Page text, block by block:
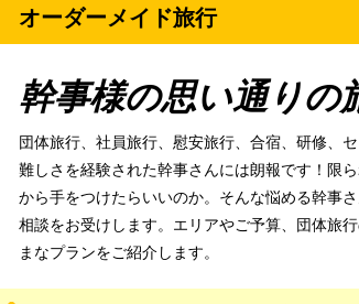
オーダーメイド旅行
幹事様の思い通りの
団体旅行、社員旅行、慰安旅行、合宿、研修、
難しさを経験された幹事さんには朗報です！限
から手をつけたらいいのか。そんな悩める幹事
相談をお受けします。エリアやご予算、団体旅
まなプランをご紹介します。